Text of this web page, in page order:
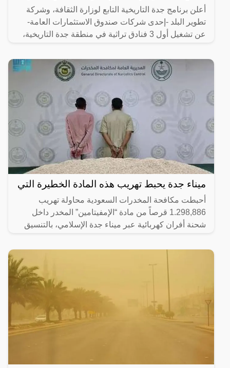
أعلن برنامج جدة التاريخية التابع لوزارة الثقافة، وشركة
تطوير البلد -إحدى شركات صندوق الاستثمارات العامة-
عن تشغيل أول 3 فنادق تراثية في منطقة جدة التاريخية،
ميناء جدة يحبط تهريب هذه المادة الخطيرة التي
أحبطت مكافحة المخدرات السعودية محاولة تهريب
1.298,886 قرصاً من مادة “الإمفيتامين” المخدر داخل
شحنة أفران كهربائية عبر ميناء جدة الإسلامي، بالتنسيق